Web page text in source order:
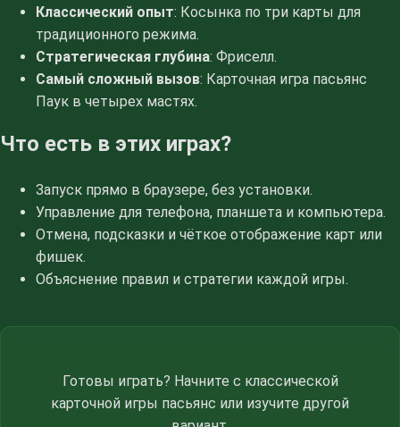
Классический опыт: Косынка по три карты для
традиционного режима.
Стратегическая глубина: Фриселл.
Самый сложный вызов: Карточная игра пасьянс
Паук в четырех мастях.
Что есть в этих играх?
Запуск прямо в браузере, без установки.
Управление для телефона, планшета и компьютера.
Отмена, подсказки и чёткое отображение карт или
фишек.
Объяснение правил и стратегии каждой игры.
Готовы играть? Начните с классической
карточной игры пасьянс или изучите другой